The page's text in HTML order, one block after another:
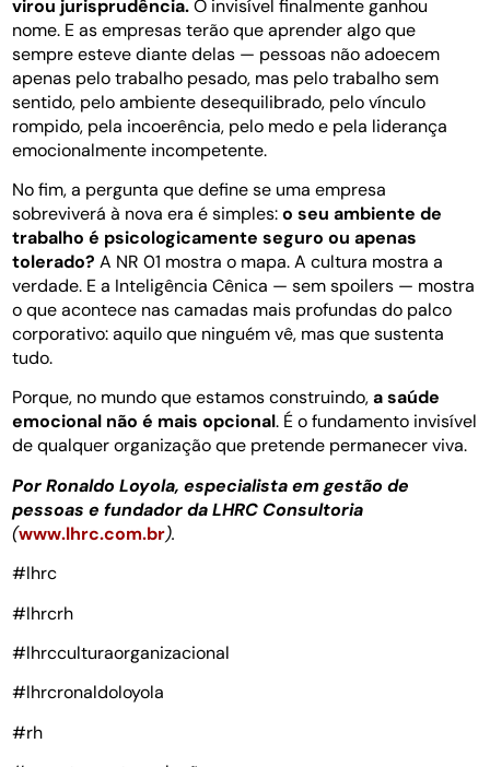
virou jurisprudência.O invisível finalmente ganhou
nome. E as empresas terão que aprender algo que
sempre esteve diante delas — pessoas não adoecem
apenas pelo trabalho pesado, mas pelo trabalho sem
sentido, pelo ambiente desequilibrado, pelo vínculo
rompido, pela incoerência, pelo medo e pela liderança
emocionalmente incompetente.
No fim, a pergunta que define se uma empresa
sobreviverá à nova era é simples:o seu ambiente de
trabalho é psicologicamente seguro ou apenas
tolerado?A NR 01 mostra o mapa. A cultura mostra a
verdade. E a Inteligência Cênica — sem spoilers — mostra
o que acontece nas camadas mais profundas do palco
corporativo: aquilo que ninguém vê, mas que sustenta
tudo.
Porque, no mundo que estamos construindo,a saúde
emocional não é mais opcional. É o fundamento invisível
de qualquer organização que pretende permanecer viva.
Por Ronaldo Loyola, especialista em gestão de
pessoas e fundador da LHRC Consultoria
(www.lhrc.com.br).
#lhrc
#lhrcrh
#lhrcculturaorganizacional
#lhrcronaldoloyola
#rh